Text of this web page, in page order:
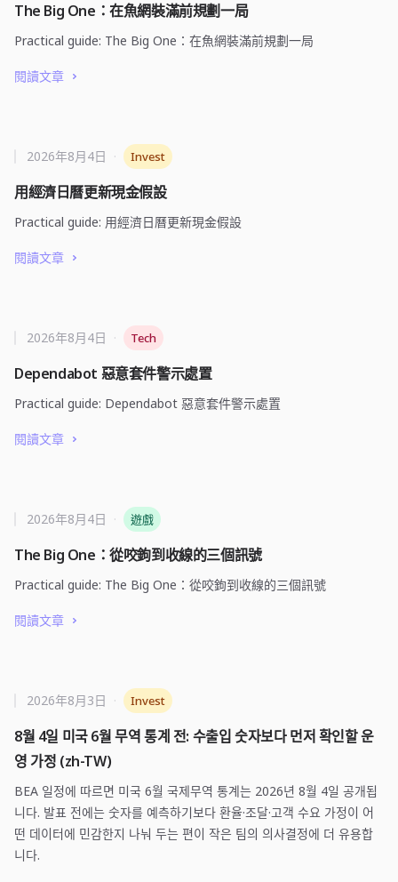
The Big One：在魚網裝滿前規劃一局
Practical guide: The Big One：在魚網裝滿前規劃一局
閱讀文章
用經濟日曆更新現金假設
2026年8月4日 · Invest
Practical guide: 用經濟日曆更新現金假設
閱讀文章
Dependabot 惡意套件警示處置
2026年8月4日 · Tech
Practical guide: Dependabot 惡意套件警示處置
閱讀文章
The Big One：從咬鉤到收線的三個訊號
2026年8月4日 · 遊戲
Practical guide: The Big One：從咬鉤到收線的三個訊號
閱讀文章
8월 4일 미국 6월 무역 통계 전: 수출입 숫자보다 먼저 확인할 운
영 가정 (zh-TW)
2026年8月3日 · Invest
BEA 일정에 따르면 미국 6월 국제무역 통계는 2026년 8월 4일 공개됩
니다. 발표 전에는 숫자를 예측하기보다 환율·조달·고객 수요 가정이 어
떤 데이터에 민감한지 나눠 두는 편이 작은 팀의 의사결정에 더 유용합
니다.